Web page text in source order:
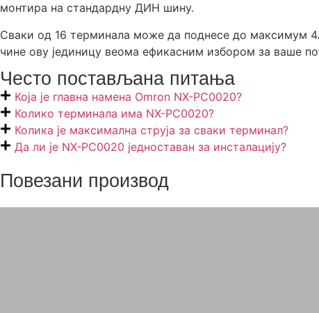
монтира на стандардну ДИН шину.
Сваки од 16 терминала може да поднесе до максимум
чине ову јединицу веома ефикасним избором за ваше
Често постављана питања
Која је главна намена Omron NX-PC0020?
Колико терминала има NX-PC0020?
Колика је максимална струја за сваки терминал?
Да ли је NX-PC0020 једноставан за инсталацију?
Повезани производ